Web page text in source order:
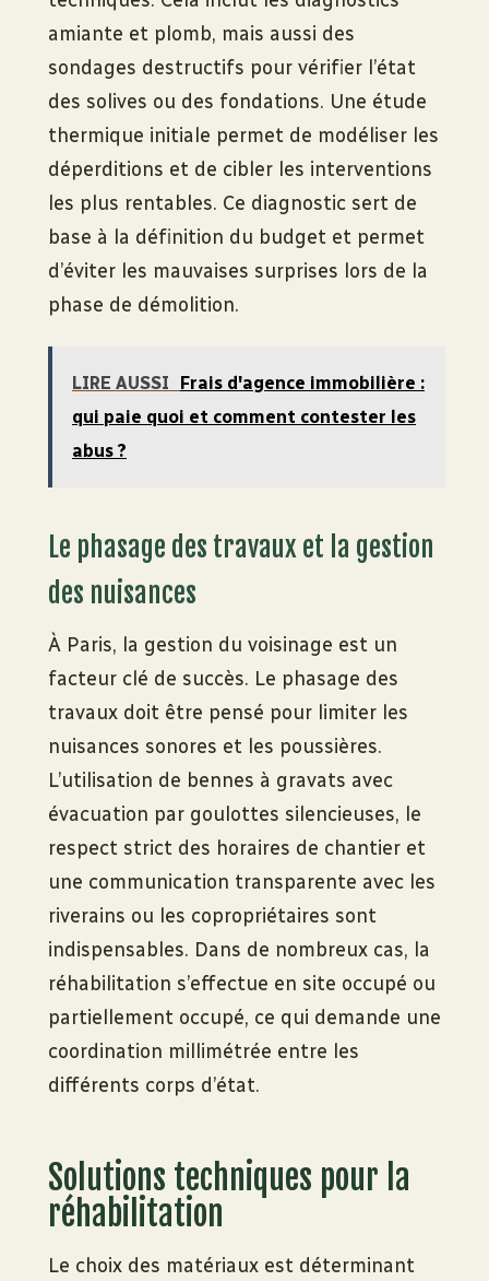
amiante et plomb, mais aussi des
sondages destructifs pour vérifier l’état
des solives ou des fondations. Une étude
thermique initiale permet de modéliser les
déperditions et de cibler les interventions
les plus rentables. Ce diagnostic sert de
base à la définition du budget et permet
d’éviter les mauvaises surprises lors de la
phase de démolition.
LIRE AUSSI
Frais d'agence immobilière :
qui paie quoi et comment contester les
abus ?
Le phasage des travaux et la gestion
des nuisances
À Paris, la gestion du voisinage est un
facteur clé de succès. Le phasage des
travaux doit être pensé pour limiter les
nuisances sonores et les poussières.
L’utilisation de bennes à gravats avec
évacuation par goulottes silencieuses, le
respect strict des horaires de chantier et
une communication transparente avec les
riverains ou les copropriétaires sont
indispensables. Dans de nombreux cas, la
réhabilitation s’effectue en site occupé ou
partiellement occupé, ce qui demande une
coordination millimétrée entre les
différents corps d’état.
Solutions techniques pour la
réhabilitation
Le choix des matériaux est déterminant